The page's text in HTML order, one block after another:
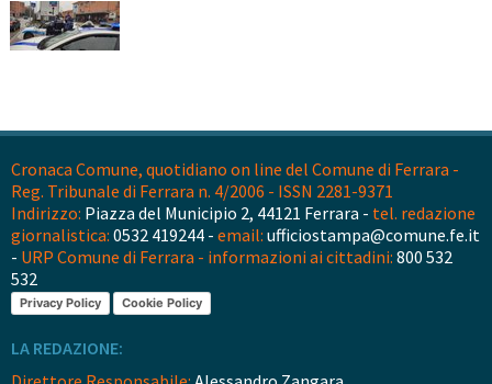
Cronaca Comune, quotidiano on line del Comune di Ferrara -
Reg. Tribunale di Ferrara n. 4/2006 - ISSN 2281-9371
Indirizzo: Piazza del Municipio 2, 44121 Ferrara - tel. redazione
giornalistica: 0532 419244 - email: ufficiostampa@comune.fe.it
- URP Comune di Ferrara - informazioni ai cittadini: 800 532
532
Privacy Policy Cookie Policy
LA REDAZIONE: